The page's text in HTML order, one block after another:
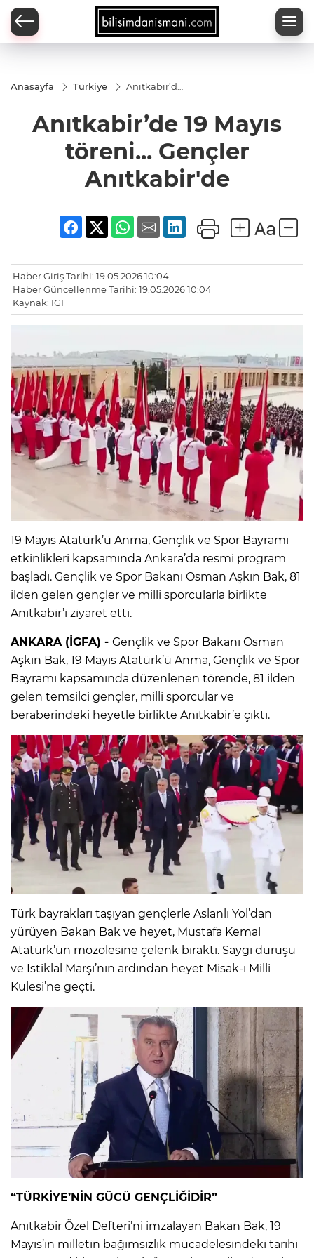
Anasayfa Türkiye
Anıtkabir’de
Gençler
Anıtkabir'de
Anıtkabir’de 19 Mayıs
töreni... Gençler
Anıtkabir'de
Haber Giriş Tarihi: 19.05.2026 10:04
Haber Güncellenme Tarihi: 19.05.2026 10:04
Kaynak: IGF
19 Mayıs Atatürk’ü Anma, Gençlik ve Spor Bayramı
etkinlikleri kapsamında Ankara’da resmi program
başladı. Gençlik ve Spor Bakanı Osman Aşkın Bak, 81
ilden gelen gençler ve milli sporcularla birlikte
Anıtkabir’i ziyaret etti.
ANKARA (İGFA) - Gençlik ve Spor Bakanı Osman
Aşkın Bak, 19 Mayıs Atatürk’ü Anma, Gençlik ve Spor
Bayramı kapsamında düzenlenen törende, 81 ilden
gelen temsilci gençler, milli sporcular ve
beraberindeki heyetle birlikte Anıtkabir’e çıktı.
Türk bayrakları taşıyan gençlerle Aslanlı Yol’dan
yürüyen Bakan Bak ve heyet, Mustafa Kemal
Atatürk’ün mozolesine çelenk bıraktı. Saygı duruşu
ve İstiklal Marşı’nın ardından heyet Misak-ı Milli
Kulesi’ne geçti.
“TÜRKİYE’NİN GÜCÜ GENÇLİĞİDİR”
Anıtkabir Özel Defteri’ni imzalayan Bakan Bak, 19
Mayıs’ın milletin bağımsızlık mücadelesindeki tarihi